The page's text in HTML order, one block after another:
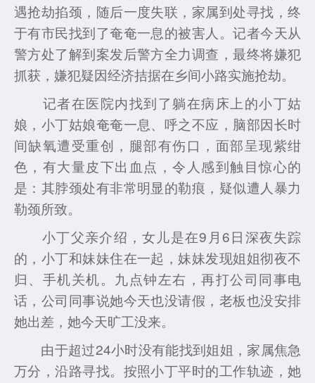
遇抢劫掐颈，随后一度失联，家属到处寻找，终
于有市民找到了奄奄一息的被害人。记者今天从
警方处了解到案发后警方全力调查，最终将嫌犯
抓获，嫌犯疑因经济拮据在乡间小路实施抢劫。
记者在医院内找到了躺在病床上的小丁姑
娘，小丁姑娘奄奄一息、呼之不应，脑部因长时
间缺氧遭受重创，腿部有伤口，面部呈现紫绀
色，有大量皮下出血点，令人感到触目惊心的
是：其脖颈处有非常明显的勒痕，疑似遭人暴力
勒颈所致。
小丁父亲介绍，女儿是在9月6日深夜失踪
的，小丁和妹妹住在一起，妹妹发现姐姐彻夜不
归、手机关机。九点钟左右，再打公司同事电
话，公司同事说她今天也没请假，老板也没安排
她出差，她今天旷工没来。
由于超过24小时没有能找到姐姐，家属焦急
万分，沿路寻找。按照小丁平时的工作轨迹，她